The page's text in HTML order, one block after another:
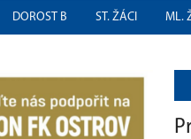
DOROST B ST. ŽÁCI ML.